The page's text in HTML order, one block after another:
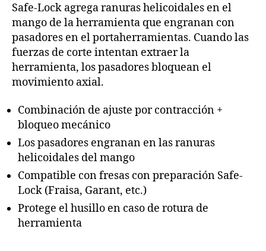
Safe-Lock agrega ranuras helicoidales en el
mango de la herramienta que engranan con
pasadores en el portaherramientas. Cuando las
fuerzas de corte intentan extraer la
herramienta, los pasadores bloquean el
movimiento axial.
Combinación de ajuste por contracción +
bloqueo mecánico
Los pasadores engranan en las ranuras
helicoidales del mango
Compatible con fresas con preparación Safe-
Lock (Fraisa, Garant, etc.)
Protege el husillo en caso de rotura de
herramienta